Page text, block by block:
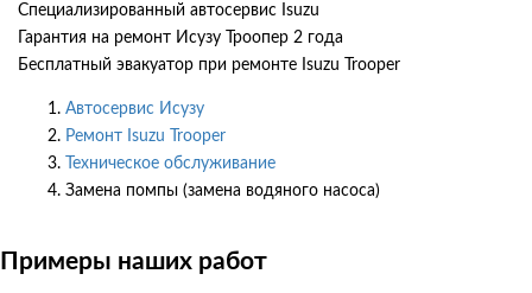
Специализированный автосервис Isuzu
Гарантия на ремонт Исузу Троопер 2 года
Бесплатный эвакуатор при ремонте Isuzu Trooper
Автосервис Исузу
Ремонт Isuzu Trooper
Техническое обслуживание
Замена помпы (замена водяного насоса)
Примеры наших работ